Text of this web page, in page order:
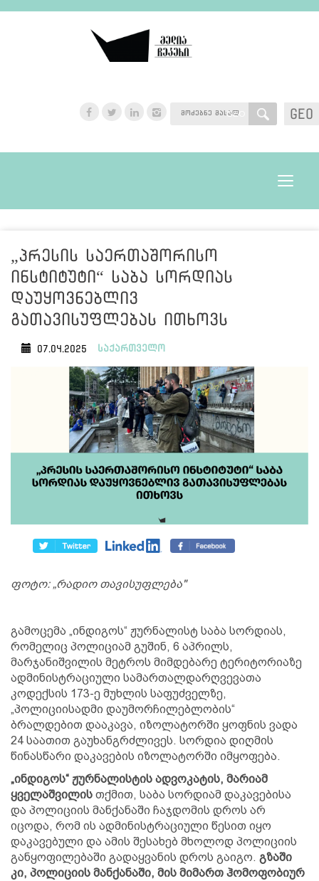
GEO
GEO
Toggle
„პრესის საერთაშორისო
ინსტიტუტი“ საბა სორდიას
დაუყოვნებლივ
გათავისუფლებას ითხოვს
07.04.2025 საქართველო
ფოტო: „რადიო თავისუფლება"
გამოცემა „ინდიგოს“ ჟურნალისტ საბა სორდიას,
რომელიც პოლიციამ გუშინ, 6 აპრილს,
მარჯანიშვილის მეტროს მიმდებარე ტერიტორიაზე
ადმინისტრაციული სამართალდარღვევათა
კოდექსის 173-ე მუხლის საფუძველზე,
„პოლიციისადმი დაუმორჩილებლობის“
ბრალდებით დააკავა, იზოლატორში ყოფნის ვადა
24 საათით გაუხანგრძლივეს. სორდია დიღმის
წინასწარი დაკავების იზოლატორში იმყოფება.
„ინდიგოს“ ჟურნალისტის ადვოკატის, მარიამ
ყველაშვილის თქმით, საბა სორდიამ დაკავებისა
და პოლიციის მანქანაში ჩაჯდომის დროს არ
იცოდა, რომ ის ადმინისტრაციული წესით იყო
დაკავებული და ამის შესახებ მხოლოდ პოლიციის
განყოფილებაში გადაყვანის დროს გაიგო. გზაში
კი, პოლიციის მანქანაში, მის მიმართ ჰომოფობიურ